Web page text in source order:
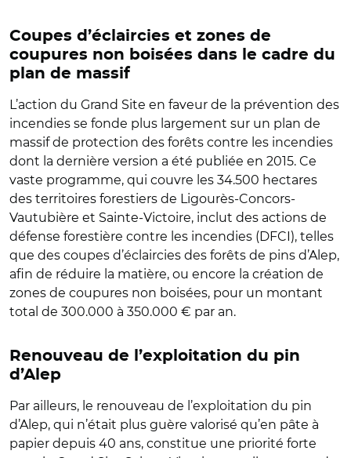
Coupes d’éclaircies et zones de
coupures non boisées dans le cadre du
plan de massif
L’action du Grand Site en faveur de la prévention des
incendies se fonde plus largement sur un plan de
massif de protection des forêts contre les incendies
dont la dernière version a été publiée en 2015. Ce
vaste programme, qui couvre les 34.500 hectares
des territoires forestiers de Ligourès-Concors-
Vautubière et Sainte-Victoire, inclut des actions de
défense forestière contre les incendies (DFCI), telles
que des coupes d’éclaircies des forêts de pins d’Alep,
afin de réduire la matière, ou encore la création de
zones de coupures non boisées, pour un montant
total de 300.000 à 350.000 € par an.
Renouveau de l’exploitation du pin
d’Alep
Par ailleurs, le renouveau de l’exploitation du pin
d’Alep, qui n’était plus guère valorisé qu’en pâte à
papier depuis 40 ans, constitue une priorité forte